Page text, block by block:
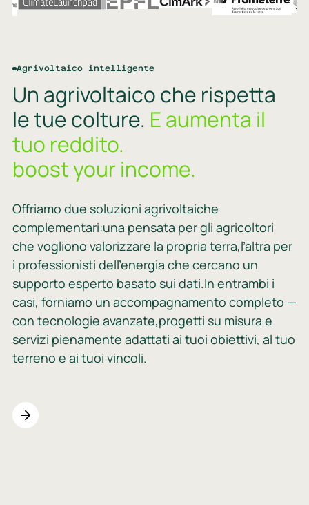
Agrivoltaico intelligente
Un agrivoltaico che rispetta
le tue colture. E aumenta il
tuo reddito.
boost your income.
Offriamo due soluzioni agrivoltaiche
complementari:una pensata per gli agricoltori
che vogliono valorizzare la propria terra,l’altra per
i professionisti dell’energia che cercano un
supporto esperto basato sui dati.In entrambi i
casi, forniamo un accompagnamento completo —
con tecnologie avanzate,progetti su misura e
servizi pienamente adattati ai tuoi obiettivi, al tuo
terreno e ai tuoi vincoli.